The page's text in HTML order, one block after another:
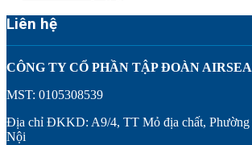
Liên hệ
CÔNG TY CỔ PHẦN TẬP ĐOÀN
MST: 0105308539
Địa chỉ ĐKKD: A9/4, TT Mỏ địa chất, Phường
Nội